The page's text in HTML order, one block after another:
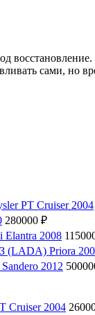
сами, но
PT Cruiser 2004
280000 ₽
Elantra 2008
(LADA) Priora
2012
Cruiser 2004